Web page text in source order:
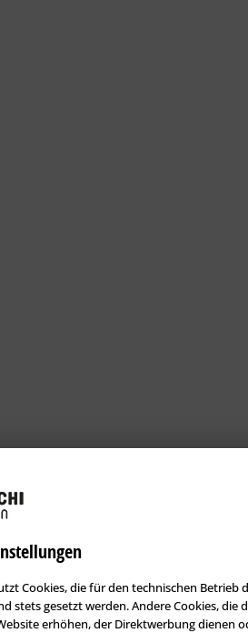
Cookies, die für den technischen Betrieb
stets gesetzt werden. Andere Cookies, die
erhöhen, der Direktwerbung dienen